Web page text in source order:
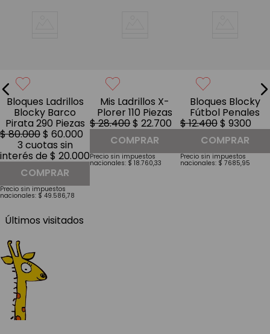
Bloques Ladrillos
Blocky Barco
Pirata 290 Piezas
80.000$60.000
3cuotas sin
interés de$ 20.000
COMPRAR
nacionales:$ 49.586,78
Mis Ladrillos X-
Plorer 110 Piezas
28.400$ 22.700
COMPRAR
nacionales:$ 18.760,33
Bloques Blocky
Fútbol Penales
12.400 $9300
COMPRAR
nacionales:$ 7685,95
Últimos visitados